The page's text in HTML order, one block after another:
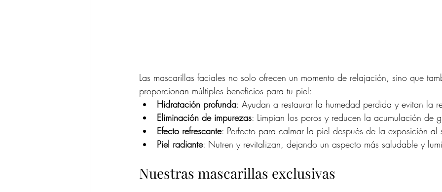
Las mascarillas faciales no solo ofrecen un momento de relajación, sino que
proporcionan múltiples beneficios para tu piel:
Hidratación profunda: Ayudan a restaurar la humedad perdida y evitan la
Eliminación de impurezas: Limpian los poros y reducen la acumulación de
Efecto refrescante: Perfecto para calmar la piel después de la exposición al
Piel radiante: Nutren y revitalizan, dejando un aspecto más saludable y
Nuestras mascarillas exclusivas